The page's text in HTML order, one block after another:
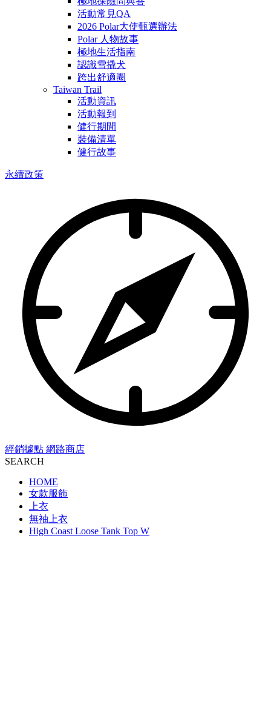
活動常見QA
2026 Polar大使甄選辦法
Polar 人物故事
極地生活指南
認識雪撬犬
跨出舒適圈
Taiwan Trail
活動資訊
活動報到
健行期間
裝備清單
健行故事
永續政策
經銷據點 網路商店
SEARCH
HOME
女款服飾
上衣
無袖上衣
High Coast Loose Tank Top W